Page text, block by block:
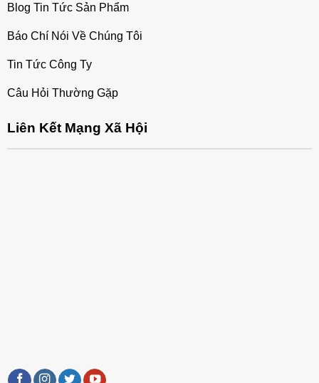
Blog Tin Tức Sản Phẩm
Báo Chí Nói Về Chúng Tôi
Tin Tức Công Ty
Câu Hỏi Thường Gặp
Liên Kết Mạng Xã Hội